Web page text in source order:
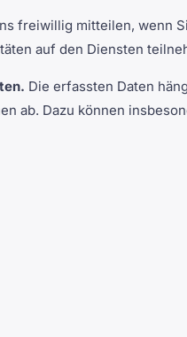
freiwillig mitteilen, wenn
auf den Diensten
Die erfassten Daten
ab. Dazu können